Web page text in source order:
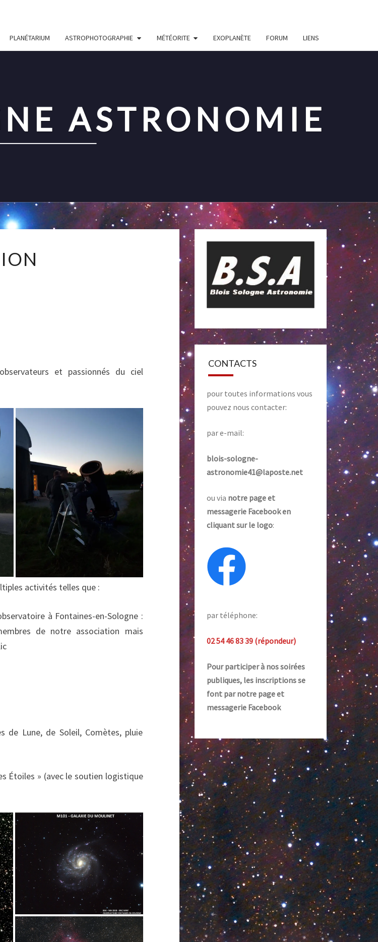
PLANÉTARIUM ASTROPHOTOGRAPHIE MÉTÉORITE EXOPLANÈTE FORUM LIENS
ASTRONOMIE
et passionnés du ciel
activités telles que :
à Fontaines-en-Sologne :
de notre association mais
de Lune, de Soleil, Comètes, pluie
Étoiles » (avec le soutien logistique
CONTACTS
pour toutes informations vous
pouvez nous contacter:
par e-mail:
blois-sologne-
astronomie41@laposte.net
ou via notre page et
messagerie Facebook en
cliquant sur le logo:
par téléphone:
02 54 46 83 39 (répondeur)
Pour participer à nos soirées
publiques, les inscriptions se
font par notre page et
messagerie Facebook